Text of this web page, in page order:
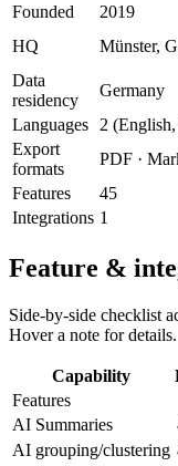
Founded
2019
HQ
Münster,
Data
residency
Germany
Languages
2
Export
formats
PDF ·
Features
45
Integrations 1
Feature &
Side-by-side checklist
Hover a note for details.
Capability
Features
AI Summaries
AI grouping/clustering